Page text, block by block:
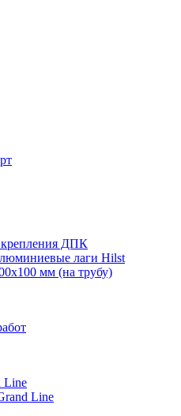
ДПК
лаги Hilst
мм (на трубу)
Line
Line